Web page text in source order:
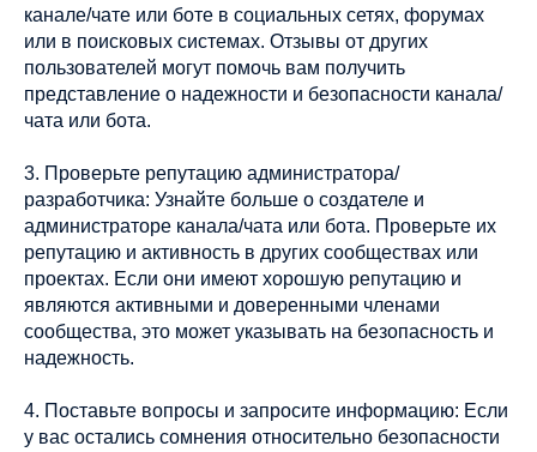
канале/чате или боте в социальных сетях, форумах
или в поисковых системах. Отзывы от других
пользователей могут помочь вам получить
представление о надежности и безопасности канала/
чата или бота.
3. Проверьте репутацию администратора/
разработчика: Узнайте больше о создателе и
администраторе канала/чата или бота. Проверьте их
репутацию и активность в других сообществах или
проектах. Если они имеют хорошую репутацию и
являются активными и доверенными членами
сообщества, это может указывать на безопасность и
надежность.
4. Поставьте вопросы и запросите информацию: Если
у вас остались сомнения относительно безопасности